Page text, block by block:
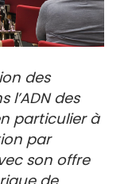
des
l’ADN des
particulier à
par
son offre